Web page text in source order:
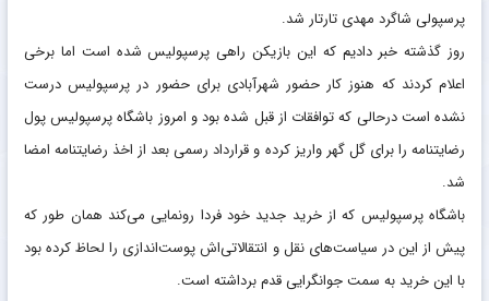
پرسپولی شاگرد مهدی تارتار شد.
روز گذشته خبر دادیم که این بازیکن راهی پرسپولیس شده است اما برخی
اعلام کردند که هنوز کار حضور شهرآبادی برای حضور در پرسپولیس درست
نشده است درحالی که توافقات از قبل شده بود و امروز باشگاه پرسپولیس پول
رضایتنامه را برای گل گهر واریز کرده و قرارداد رسمی بعد از اخذ رضایتنامه امضا
شد.
باشگاه پرسپولیس که از خرید جدید خود فردا رونمایی می‌کند همان طور که
پیش از این در سیاست‌های نقل و انتقالاتی‌اش پوست‌اندازی را لحاظ کرده بود
با این خرید به سمت جوانگرایی قدم برداشته است.